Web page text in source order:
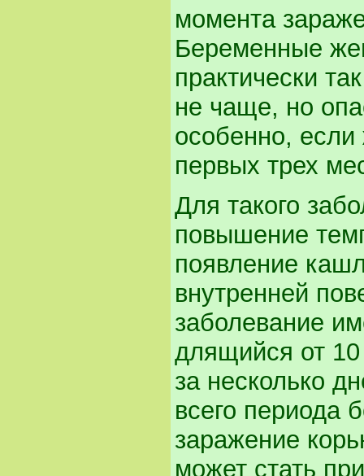
момента
Беременные
практически
не чаще, но
особенно,
первых трех
Для такого
повышение
появление
внутренней
заболевание
длящийся от
за несколько
всего периода
заражение
может стать